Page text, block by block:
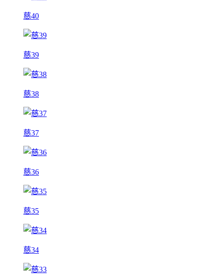
慈40
慈39
慈38
慈37
慈36
慈35
慈34